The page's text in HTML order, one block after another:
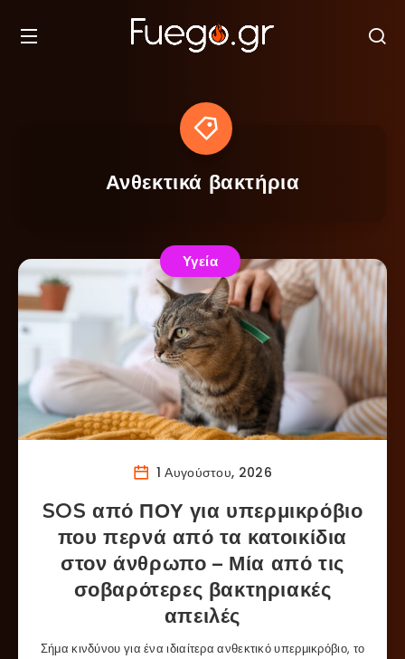
Ανθεκτικά βακτήρια
Υγεία
1 Αυγούστου, 2026
SOS από ΠΟΥ για υπερμικρόβιο
που περνά από τα κατοικίδια
στον άνθρωπο – Μία από τις
σοβαρότερες βακτηριακές
απειλές
Σήμα κινδύνου για ένα ιδιαίτερα ανθεκτικό υπερμικρόβιο, το